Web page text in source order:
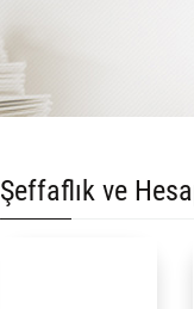
Şeffaflık ve